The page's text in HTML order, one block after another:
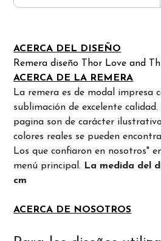
ACERCA DEL DISEÑO
Remera diseño Thor Love and
ACERCA DE LA REMERA
La remera es de modal impresa
sublimación de excelente
pagina son de carácter
colores reales se pueden
Los que confiaron en nosotros"
menú principal. La medida del
cm
ACERCA DE NOSOTROS